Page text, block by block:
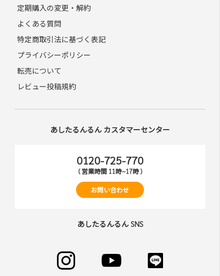
す。
※ログインには、会員登録時に入力したメールアドレスお
よびパスワードが必要になります。
第5条（個⼈情報）
当サイトを利⽤するにあたって、会員の住所、電話番号、
購⼊履歴などの⼤切な個⼈情報がネットサーバ上に登録さ
るものとし、法令などにより開⽰が求められる場合を除
き、開⽰しないものとします。
※チャートなど⼀個⼈が特定できない範囲で集計する場合
第6条（会員登録の拒否）
会員登録の申し込みを当社が受けた際、架空の⼈物を登録
した場合や、本⼈以外の第三者の会員登録をした場合、過
定期購入の変更・解約
よくある質問
特定商取引法に基づく表記
プライバシーポリシー
転売について
レビュー投稿規約
あしたるんるん カスタマーセンター
0120-725-770
( 営業時間 11時~17時 )
お問い合わせ
あしたるんるん SNS